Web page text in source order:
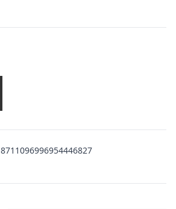
8711096996954446827